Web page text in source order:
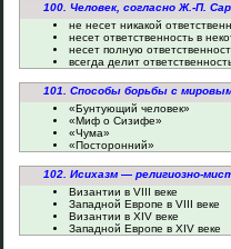
100. Человек, согласно Ж.-П.
не несет никакой
несет ответственность в
несет полную
всегда делит
101. Способы борьбы с
«Бунтующий человек»
«Миф о Сизифе»
«Чума»
«Посторонний»
102. Исихазм — религиозно-
Византии в VIII веке
Западной Европе в VIII веке
Византии в XIV веке
Западной Европе в XIV веке